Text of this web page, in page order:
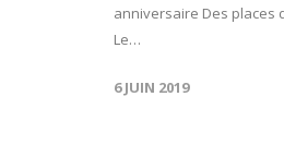
anniversaire Des places
Le…
6 JUIN 2019